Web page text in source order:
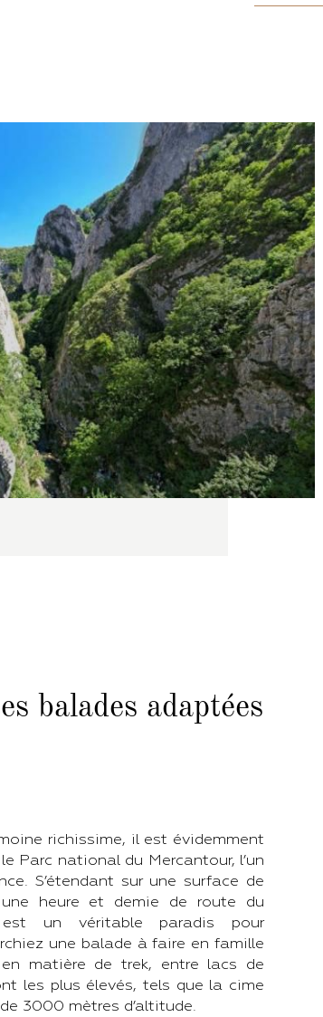
balades adaptées
richissime, il est évidemment
Parc national du Mercantour, l’un
S’étendant sur une surface de
heure et demie de route du
un véritable paradis pour
une balade à faire en famille
matière de trek, entre lacs de
les plus élevés, tels que la cime
3000 mètres d’altitude.